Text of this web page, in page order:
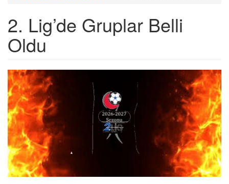
2. Lig’de Gruplar Belli
Oldu